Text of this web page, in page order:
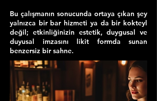
Bu çalışmanın sonucunda ortaya çıkan şey
yalnızca bir bar hizmeti ya da bir kokteyl
değil; etkinliğinizin estetik, duygusal ve
duyusal imzasını likit formda sunan
benzersiz bir sahne.